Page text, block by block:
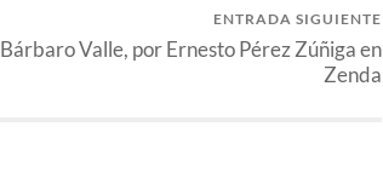
ENTRADA SIGUIENTE
Bárbaro Valle, por Ernesto Pérez Zúñiga en
Zenda